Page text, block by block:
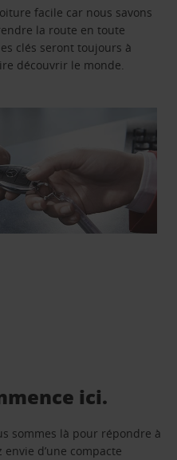
facile car nous savons
la route en toute
clés seront toujours à
découvrir le monde.
ici.
sommes là pour répondre à
d’une compacte